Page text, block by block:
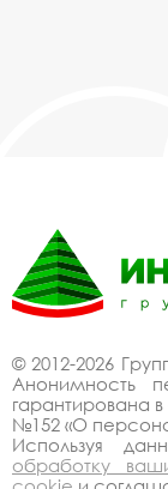
© 2012-2026
Анонимность
гарантирована
№152 «О
Используя
обработку